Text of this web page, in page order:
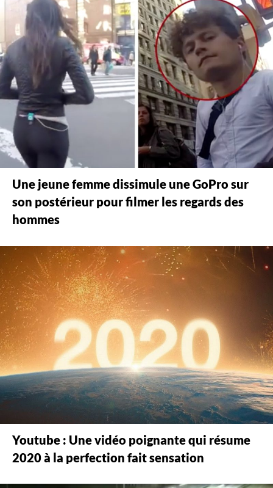
Une jeune femme dissimule une GoPro sur
son postérieur pour filmer les regards des
hommes
Youtube : Une vidéo poignante qui résume
2020 à la perfection fait sensation